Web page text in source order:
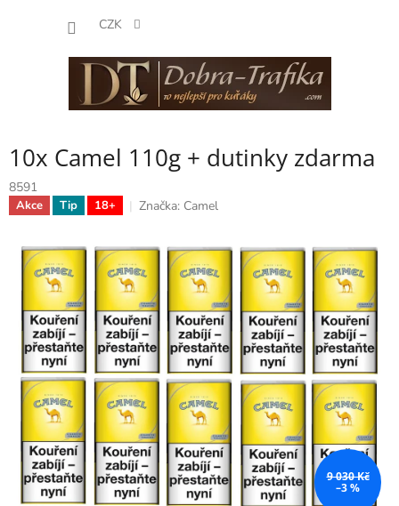
CZK
10x Camel 110g + dutinky zdarma
8591
Akce Tip 18+ Značka: Camel
9 030 Kč
–3 %